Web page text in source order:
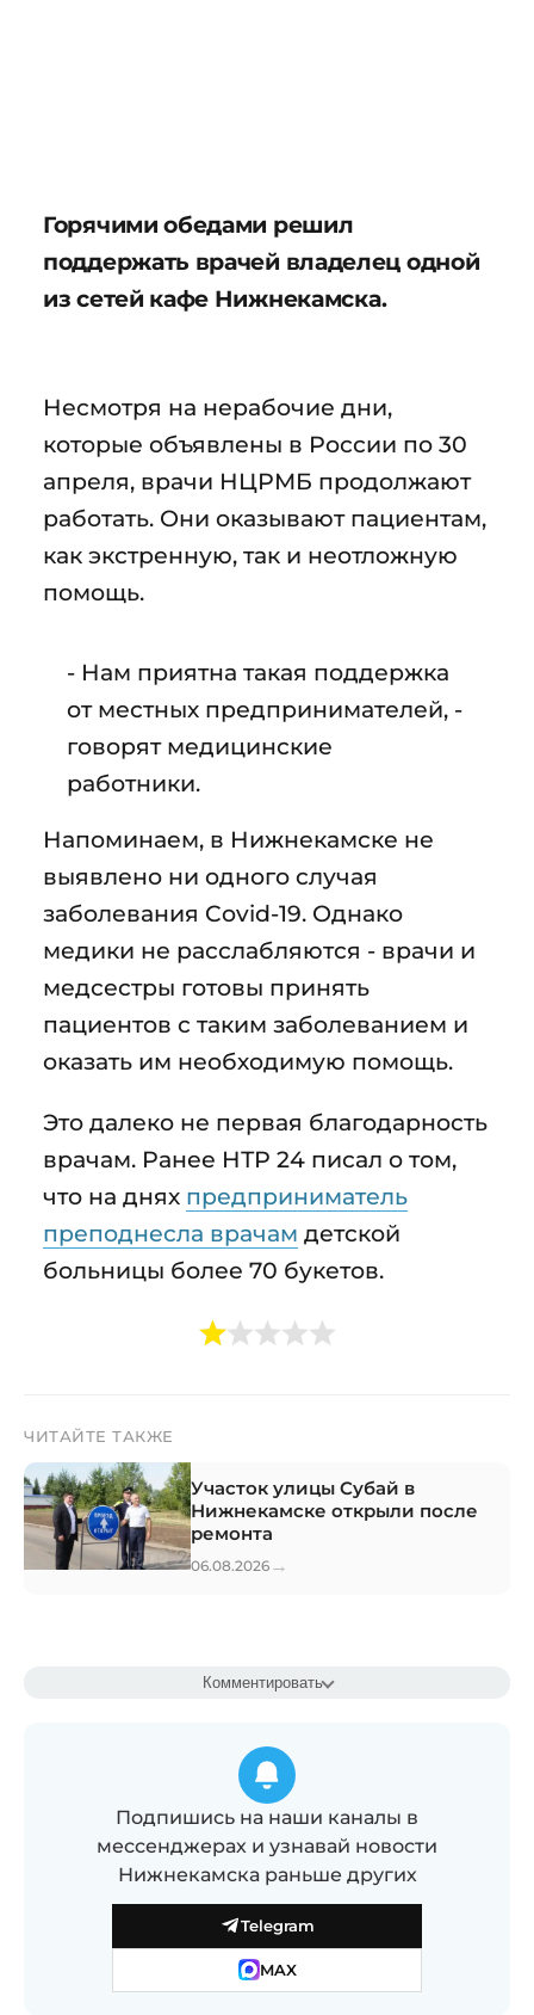
Горячими обедами решил
поддержать врачей владелец одной
из сетей кафе Нижнекамска.
Несмотря на нерабочие дни,
которые объявлены в России по 30
апреля, врачи НЦРМБ продолжают
работать. Они оказывают пациентам,
как экстренную, так и неотложную
помощь.
- Нам приятна такая поддержка
от местных предпринимателей, -
говорят медицинские
работники.
Напоминаем, в Нижнекамске не
выявлено ни одного случая
заболевания Covid-19. Однако
медики не расслабляются - врачи и
медсестры готовы принять
пациентов с таким заболеванием и
оказать им необходимую помощь.
Это далеко не первая благодарность
врачам. Ранее НТР 24 писал о том,
что на днях предприниматель
преподнесла врачам детской
больницы более 70 букетов.
ЧИТАЙТЕ ТАКЖЕ
Участок улицы Субай в
Нижнекамске открыли после
ремонта
06.08.2026 →
Комментировать
Подпишись на наши каналы в
мессенджерах и узнавай новости
Нижнекамска раньше других
Telegram
MAX